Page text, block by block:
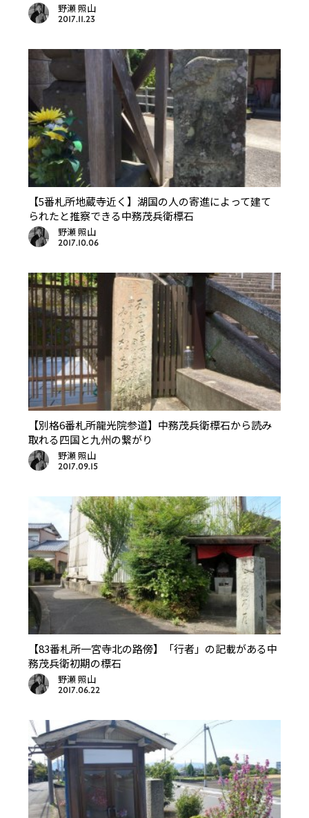
野瀬 照山
2017.11.23
【5番札所地蔵寺近く】湖国の人の寄進によって建て
られたと推察できる中務茂兵衛標石
野瀬 照山
2017.10.06
【別格6番札所龍光院参道】中務茂兵衛標石から読み
取れる四国と九州の繋がり
野瀬 照山
2017.09.15
【83番札所一宮寺北の路傍】「行者」の記載がある中
務茂兵衛初期の標石
野瀬 照山
2017.06.22